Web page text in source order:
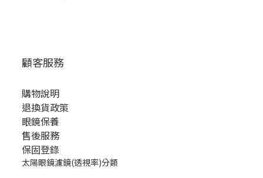
顧客服務
購物說明
退換貨政策
眼鏡保養
售後服務
保固登錄
太陽眼鏡濾鏡(透視率)分類